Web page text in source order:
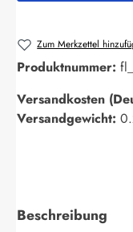
Zum Merkzettel
Produktnummer:
Versandkosten
Versandgewicht:
Beschreibung